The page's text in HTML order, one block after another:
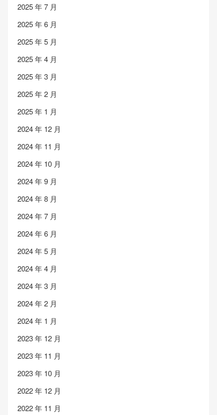
2025 年 7 月
2025 年 6 月
2025 年 5 月
2025 年 4 月
2025 年 3 月
2025 年 2 月
2025 年 1 月
2024 年 12 月
2024 年 11 月
2024 年 10 月
2024 年 9 月
2024 年 8 月
2024 年 7 月
2024 年 6 月
2024 年 5 月
2024 年 4 月
2024 年 3 月
2024 年 2 月
2024 年 1 月
2023 年 12 月
2023 年 11 月
2023 年 10 月
2022 年 12 月
2022 年 11 月